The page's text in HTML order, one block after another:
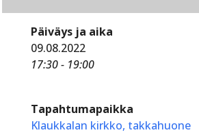
Päiväys ja aika
09.08.2022
17:30 - 19:00
Tapahtumapaikka
Klaukkalan kirkko, takkahuone